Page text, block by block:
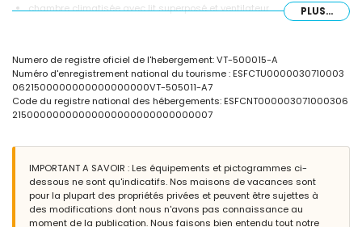
chambre climatisée avec lit superposé et ventilateur
Extérieur de l'appartement
grand terrain clôturé
terrasse couverte
coin salon extérieur
ville la plus proche : Jávea (à moins de 2 kilomètres de l'appartement)
rivage ou berge le plus proche : Mediterráneo, Jávea (à moins de 200
mètres de l'appartement)
plage la plus proche : Playa de la Grava (à moins de 200 mètres de
l'appartement)
port le plus proche : Club Náutico Jávea (à moins de 1000 mètres de
PLUS...
Numero de registre oficiel de l'hebergement: VT-500015-A
Numéro d'enregistrement national du tourisme : ESFCTU0000030710003
0621500000000000000000VT-505011-A7
Code du registre national des hébergements: ESFCNT000003071000306
21500000000000000000000000000007
IMPORTANT A SAVOIR : Les équipements et pictogrammes ci-
dessous ne sont qu'indicatifs. Nos maisons de vacances sont
pour la plupart des propriétés privées et peuvent être sujettes à
des modifications dont nous n'avons pas connaissance au
moment de la publication. Nous faisons bien entendu tout notre